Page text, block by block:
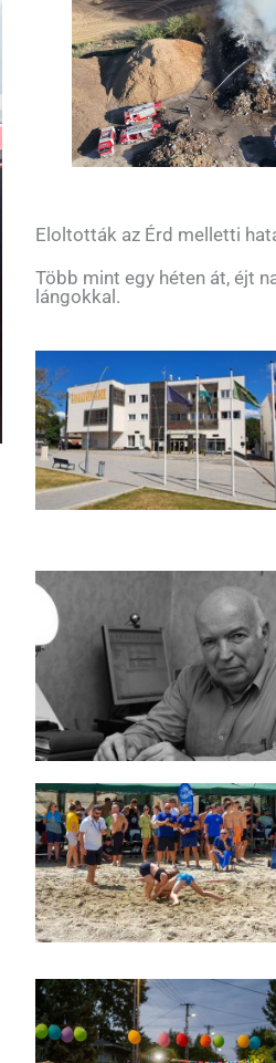
Eloltották az Érd melletti
Több mint egy héten át, éjt
lángokkal.